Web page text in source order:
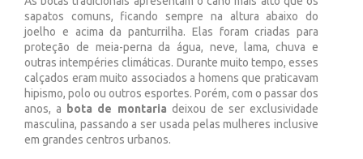
sapatos comuns, ficando sempre na altura abaixo do
joelho e acima da panturrilha. Elas foram criadas para
proteção de meia-perna da água, neve, lama, chuva e
outras intempéries climáticas. Durante muito tempo, esses
calçados eram muito associados a homens que praticavam
hipismo, polo ou outros esportes. Porém, com o passar dos
anos, a
bota de montaria deixou de ser exclusividade
masculina, passando a ser usada pelas mulheres inclusive
em grandes centros urbanos.